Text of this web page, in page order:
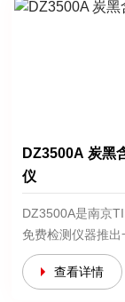
DZ3500A 炭黑
仪
DZ3500A是南京
免费检测仪器推出
含量测试仪
结构设计，散
查看详情